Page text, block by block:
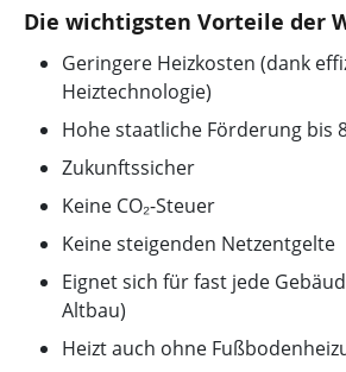
Die wichtigsten Vorteile der
Geringere Heizkosten (dank
Heiztechnologie)
Hohe staatliche Förderung bis
Zukunftssicher
Keine CO₂-Steuer
Keine steigenden Netzentgelte
Eignet sich für fast jede
Altbau)
Heizt auch ohne